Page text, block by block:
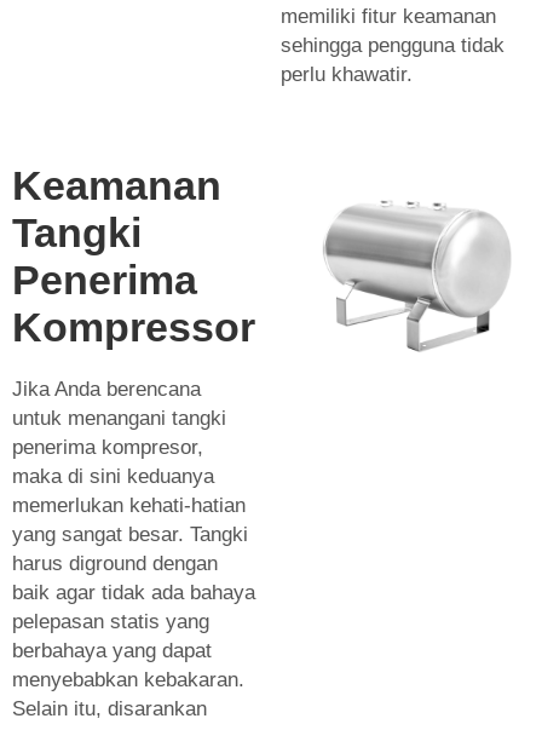
memiliki fitur keamanan
sehingga pengguna tidak
perlu khawatir.
Keamanan
Tangki
Penerima
Kompressor
Jika Anda berencana
untuk menangani tangki
penerima kompresor,
maka di sini keduanya
memerlukan kehati-hatian
yang sangat besar. Tangki
harus diground dengan
baik agar tidak ada bahaya
pelepasan statis yang
berbahaya yang dapat
menyebabkan kebakaran.
Selain itu, disarankan